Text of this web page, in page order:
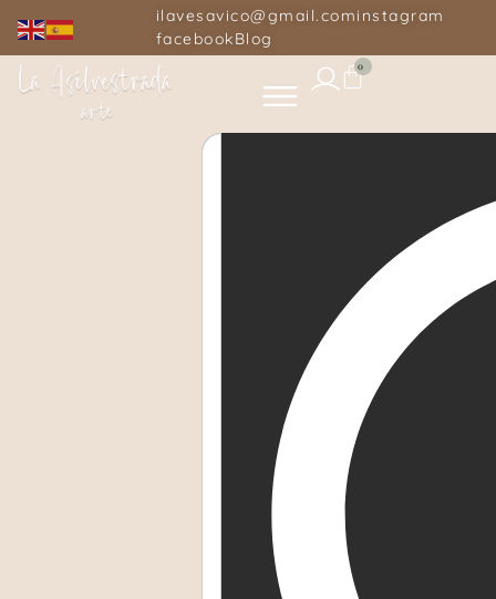
ilavesavico@gmail.cominstagram
facebookBlog
0